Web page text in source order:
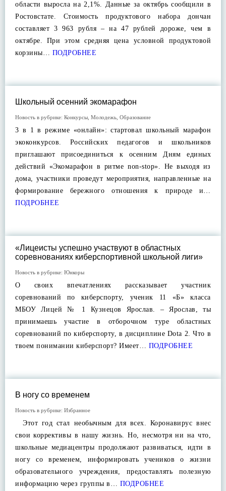
области выросла на 2,1%. Данные за октябрь сообщили в
Ростовстате. Стоимость продуктового набора дончан
составляет 3 963 рубля – на 47 рублей дороже, чем в
октябре. При этом средняя цена условной продуктовой
корзины… ПОДРОБНЕЕ
Школьный осенний экомарафон
Новость в рубрике: Конкурсы Молодежь Образование
3 в 1 в режиме «онлайн»: стартовал школьный марафон
экоконкурсов. Российских педагогов и школьников
приглашают присоединиться к осенним Дням единых
действий «Экомарафон в ритме non-stop». Не выходя из
дома, участники проведут мероприятия, направленные на
формирование бережного отношения к природе и…
ПОДРОБНЕЕ
«Лицеисты успешно участвуют в областных
соревнованиях киберспортивной школьной лиги»
Новость в рубрике: Юнкоры
О своих впечатлениях рассказывает участник
соревнований по киберспорту, ученик 11 «Б» класса
МБОУ Лицей № 1 Кузнецов Ярослав. – Ярослав, ты
принимаешь участие в отборочном туре областных
соревнований по киберспорту, в дисциплине Dota 2. Что в
твоем понимании киберспорт? Имеет… ПОДРОБНЕЕ
В ногу со временем
Новость в рубрике: Избранное
Этот год стал необычным для всех. Коронавирус внес
свои коррективы в нашу жизнь. Но, несмотря ни на что,
школьные медиацентры продолжают развиваться, идти в
ногу со временем, информировать учеников о жизни
образовательного учреждения, предоставлять полезную
информацию через группы в… ПОДРОБНЕЕ